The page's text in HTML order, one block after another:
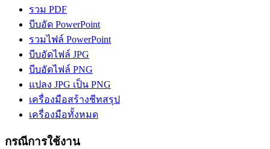
รวม PDF
บีบอัด PowerPoint
รวมไฟล์ PowerPoint
บีบอัดไฟล์ JPG
บีบอัดไฟล์ PNG
แปลง JPG เป็น PNG
เครื่องมือสร้างชีทสรุป
เครื่องมือทั้งหมด
กรณีการใช้งาน